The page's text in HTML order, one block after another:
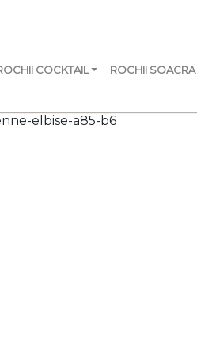
COCKTAIL ROCHII SOACRA
elbise-a85-b6